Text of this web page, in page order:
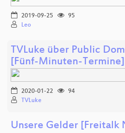
2019-09-25
95
Leo
TVLuke über Public
[Fünf-Minuten-Termine]
2020-01-22
94
TVLuke
Unsere Gelder [Freitalk